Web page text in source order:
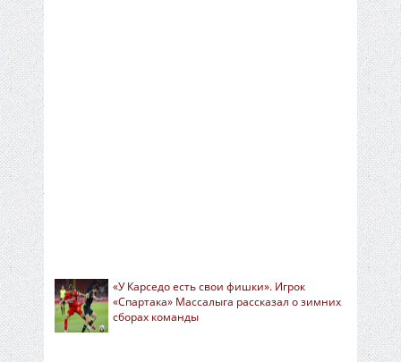
«У Карседо есть свои фишки». Игрок
«Спартака» Массалыга рассказал о зимних
сборах команды